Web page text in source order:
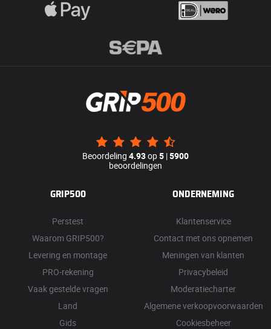
Beoordeling 4.93op5 |5900
beoordelingen
GRIP500
Perstest
Waarom GRIP500?
Levering en montage
PRO-rekening
Vaak gestelde vragen
Land
Gids
ONDERNEMING
Klantenservice
Contact met ons opnemen
Meningen van klanten
Privacybeleid
Moderatiecharter
Algemene verkoopvoorwaarden
Cookiesbeheer